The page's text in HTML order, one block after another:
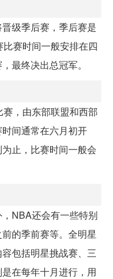
级季后赛，季后赛是
赛时间一般安排在四
最终决出总冠军。
，由东部联盟和西部
间通常在六月初开
止，比赛时间一般会
NBA还会有一些特别
的季前赛等。全明星
包括明星挑战赛、三
在每年十月进行，用